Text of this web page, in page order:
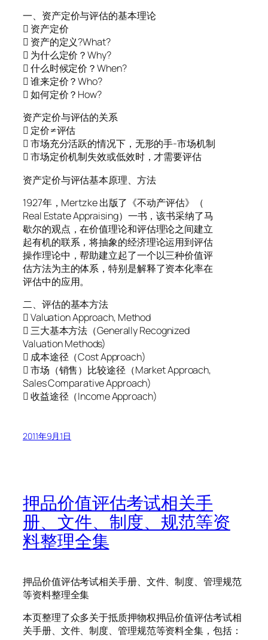
一、资产定价与评估的基本理论
 资产定价
 资产的定义?What?
 为什么定价？Why?
 什么时候定价？When?
 谁来定价？Who?
 如何定价？How?
资产定价与评估的关系
 定价≠评估
 市场充分活跃的情况下，无形的手-市场机制
 市场定价机制失效或低效时，才需要评估
资产定价与评估基本原理、方法
1927年，Mertzke 出版了《不动产评估》（
Real Estate Appraising）一书，该书采纳了马
歇尔的观点，在价值理论和评估理论之间建立
起有机的联系，将抽象的经济理论运用到评估
操作理论中，帮助建立起了一个以三种价值评
估方法为主的体系，特别是解释了资本化率在
评估中的应用。
二、评估的基本方法
 Valuation Approach, Method
 三大基本方法（Generally Recognized
Valuation Methods)
 成本途径（Cost Approach)
 市场（销售）比较途径（Market Approach,
Sales Comparative Approach)
 收益途径（Income Approach)
2011年9月1日
押品价值评估考试相关手
册、文件、制度、规范等资
料整理全集
押品价值评估考试相关手册、文件、制度、管理规范
等资料整理全集
本页整理了众多关于抵质押物权押品价值评估考试相
关手册、文件、制度、管理规范等资料全集，包括：